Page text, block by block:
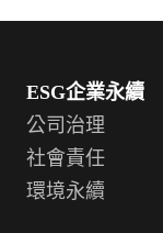
ESG企業永續
公司治理
社會責任
環境永續